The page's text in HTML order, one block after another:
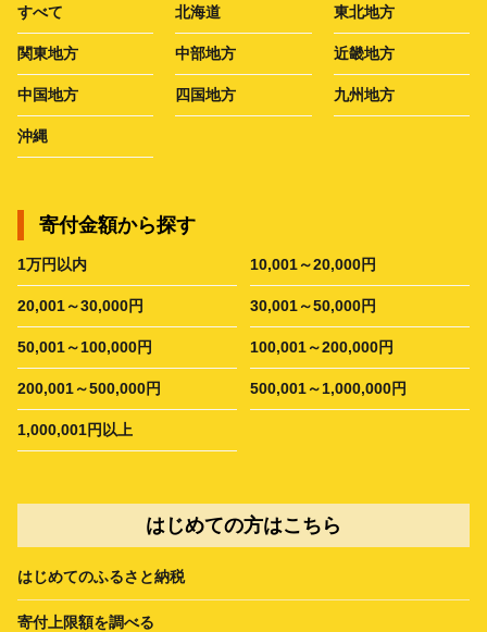
すべて 北海道 東北地方
関東地方 中部地方 近畿地方
中国地方 四国地方 九州地方
沖縄
寄付金額から探す
1万円以内 10,001～20,000円
20,001～30,000円 30,001～50,000円
50,001～100,000円 100,001～200,000円
200,001～500,000円 500,001～1,000,000円
1,000,001円以上
はじめての方はこちら
はじめてのふるさと納税
寄付上限額を調べる